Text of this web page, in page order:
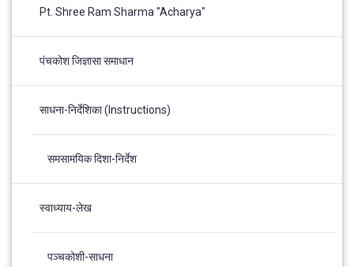
Pt. Shree Ram Sharma "Acharya"
पंचकोश जिज्ञासा समाधान
साधना-निर्देशिका (Instructions)
समसामयिक दिशा-निर्देश
स्वाध्याय-लेख
पञ्चकोशी-साधना